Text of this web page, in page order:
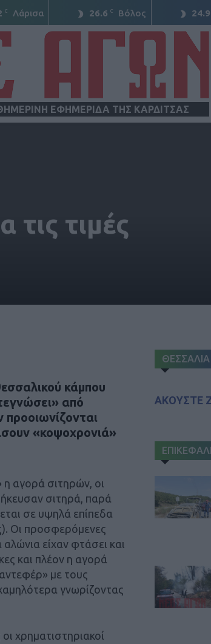
C Λάρισα 26.6 C Βόλος 24.9
ΕΦΗΜΕΡΙΔΑ ΤΗΣ ΚΑΡΔΙΤΣΑΣ
ΑΓΩΝ τιμές
κάμπου
από
«κοψοχρονιά»
η αγορά σιτηρών, οι
σιτηρά, παρά
σε υψηλά επίπεδα
Οι προσφερόμενες
είχαν φτάσει και
και πλέον η αγορά
με τους
γνωρίζοντας
χρηματιστηριακοί
ΘΕΣΣΑΛΙΑ
ΑΚΟΥΣΤΕ